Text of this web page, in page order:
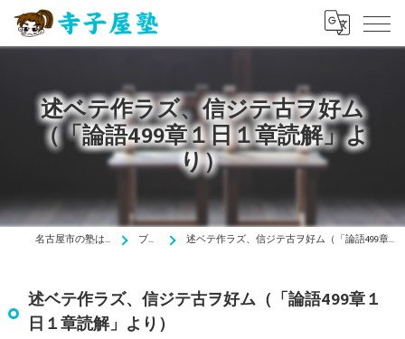
述ベテ作ラズ、信ジテ古ヲ好ム
（「論語499章１日１章読解」よ
り）
名古屋市の塾は寺子屋塾 ブログ 述ベテ作ラズ、信ジテ古ヲ好ム（「論語499章１日１章読解」より）
述ベテ作ラズ、信ジテ古ヲ好ム（「論語499章１
日１章読解」より）